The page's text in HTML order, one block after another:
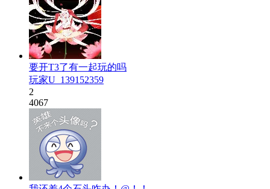
要开T3了有一起玩的吗
玩家U_139152359
2
4067